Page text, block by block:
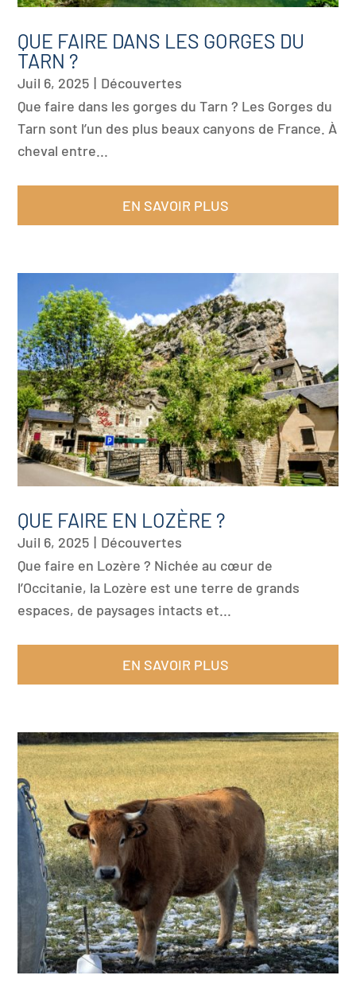
QUE FAIRE DANS LES GORGES DU
TARN ?
Juil 6, 2025 | Découvertes
Que faire dans les gorges du Tarn ? Les Gorges du
Tarn sont l’un des plus beaux canyons de France. À
cheval entre...
EN SAVOIR PLUS
QUE FAIRE EN LOZÈRE ?
Juil 6, 2025 | Découvertes
Que faire en Lozère ? Nichée au cœur de
l’Occitanie, la Lozère est une terre de grands
espaces, de paysages intacts et...
EN SAVOIR PLUS